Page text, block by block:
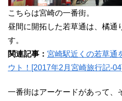
こちらは宮崎の一番街。
昼間に開拓した若草通は、橘通
す。
関連記事： 宮崎駅近くの若草通
ウト！[2017年2月宮崎旅行記-04]
一番街はアーケードがあって、